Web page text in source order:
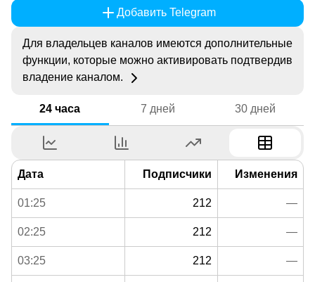
Добавить Telegram
Для владельцев каналов имеются дополнительные
функции, которые можно активировать подтвердив
владение каналом.
24 часа 7 дней 30 дней
Дата Подписчики Изменения
01:25 212 —
02:25 212 —
03:25 212 —